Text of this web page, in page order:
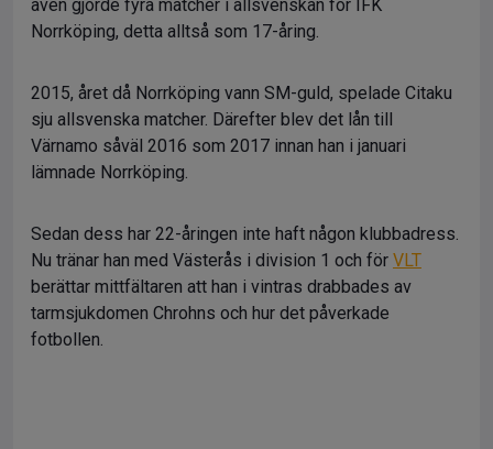
även gjorde fyra matcher i allsvenskan för IFK
Norrköping, detta alltså som 17-åring.
2015, året då Norrköping vann SM-guld, spelade Citaku
sju allsvenska matcher. Därefter blev det lån till
Värnamo såväl 2016 som 2017 innan han i januari
lämnade Norrköping.
Sedan dess har 22-åringen inte haft någon klubbadress.
Nu tränar han med Västerås i division 1 och för VLT
berättar mittfältaren att han i vintras drabbades av
tarmsjukdomen Chrohns och hur det påverkade
fotbollen.